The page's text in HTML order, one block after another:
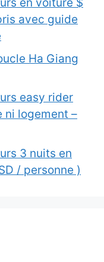
en voiture $
avec guide
Ha Giang
easy rider
ni logement –
3 nuits en
/ personne )